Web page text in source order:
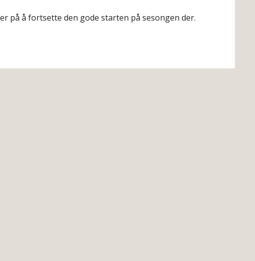
på å fortsette den gode starten på sesongen der.